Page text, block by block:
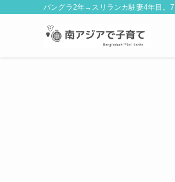
バングラ2年→スリランカ駐妻4年目。